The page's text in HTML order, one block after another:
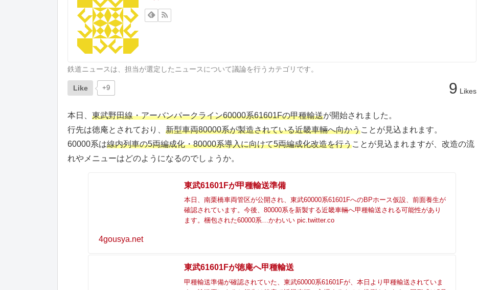
鉄道ニュースは、担当が選定したニュースについて議論を行うカテゴリです。
Like +9 9 Likes
本日、 東武野田線・アーバンパークライン60000系61601Fの甲種輸送が開始されました。
行先は徳庵とされており、 新型車両80000系が製造されている近畿車輛へ向かうことが見込まれます。
60000系は線内列車の5両編成化・80000系導入に向けて5両編成化改造を行うことが見込まれますが、改造の流
れやメニューはどのようになるのでしょうか。
東武61601Fが甲種輸送準備
本日、南栗橋車両管区が公開され、東武60000系61601FへのBPホース仮設、前面養生が
確認されています。今後、80000系を新製する近畿車輛へ甲種輸送される可能性があり
ます。梱包された60000系…かわいい pic.twitter.co
4gousya.net
東武61601Fが徳庵へ甲種輸送
甲種輸送準備が確認されていた、東武60000系61601Fが、本日より甲種輸送されていま